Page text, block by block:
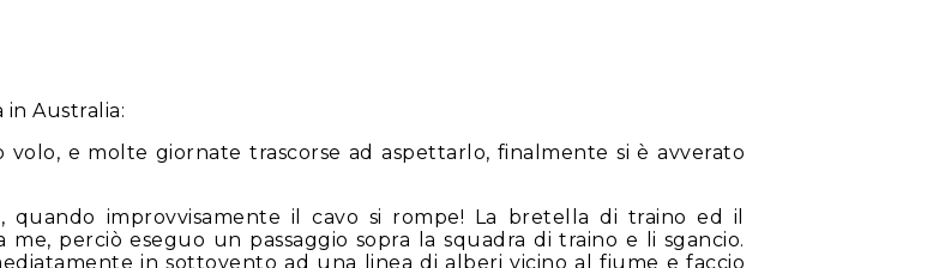
Australia:
volo, e molte giornate trascorse ad aspettarlo, finalmente si è avverato
improvvisamente il cavo si rompe! La bretella di traino ed il
perciò eseguo un passaggio sopra la squadra di traino e li sgancio.
in sottovento ad una linea di alberi vicino al fiume e faccio